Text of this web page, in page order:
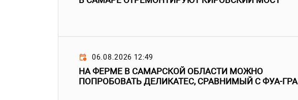
06.08.2026 12:49
НА ФЕРМЕ В САМАРСКОЙ ОБЛАСТИ МОЖНО
ПОПРОБОВАТЬ ДЕЛИКАТЕС, СРАВНИМЫЙ С ФУА-ГРА